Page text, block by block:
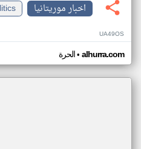
اخبار موريتانيا
UA49OS
الحرة• alhurra.com